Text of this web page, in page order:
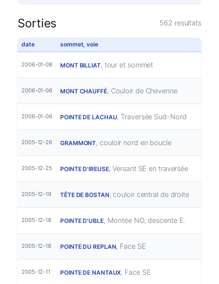
Sorties 562 resultats
date sommet, voie
2006-01-08 MONT BILLIAT, tour et sommet
2006-01-06 MONT CHAUFFÉ, Couloir de Chevenne
2006-01-06 POINTE DE LACHAU, Traversée Sud-Nord
2005-12-26 GRAMMONT, couloir nord en boucle
2005-12-25 POINTE D'IREUSE, Versant SE en traversée
2005-12-19 TÊTE DE BOSTAN , couloir central de droite
2005-12-18 POINTE D'UBLE, Montée NO, descente E.
2005-12-18 POINTE DU REPLAN, Face SE
2005-12-11 POINTE DE NANTAUX, Face SE